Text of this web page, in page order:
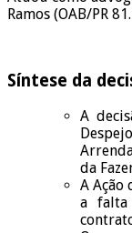
Ramos (OAB/PR
Síntese da
A
da
A Ação
a falta